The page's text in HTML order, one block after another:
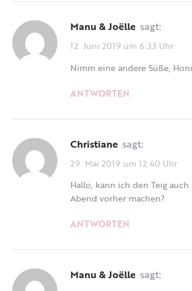
Manu & Joëlle sagt:
12. Juni 2019 um 6:33 Uhr
Nimm eine andere Süße,
ANTWORTEN
Christiane sagt:
29. Mai 2019 um 12:40 Uhr
Hallo, kann ich den Teig
Abend vorher machen?
ANTWORTEN
Manu & Joëlle sagt: